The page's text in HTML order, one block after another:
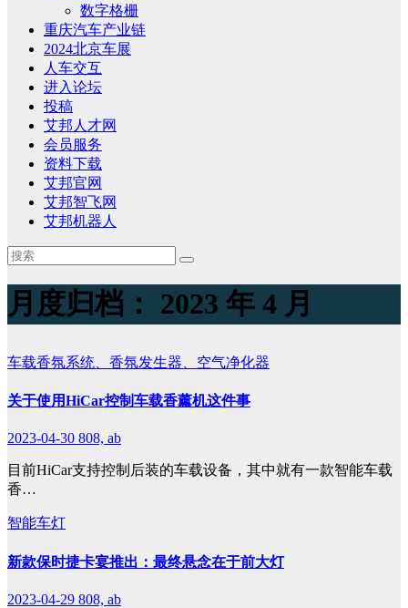
数字格栅
重庆汽车产业链
2024北京车展
人车交互
进入论坛
投稿
艾邦人才网
会员服务
资料下载
艾邦官网
艾邦智飞网
艾邦机器人
月度归档： 2023 年 4 月
车载香氛系统、香氛发生器、空气净化器
关于使用HiCar控制车载香薰机这件事
2023-04-30 808, ab
目前HiCar支持控制后装的车载设备，其中就有一款智能车载
香…
智能车灯
新款保时捷卡宴推出：最终悬念在于前大灯
2023-04-29 808, ab